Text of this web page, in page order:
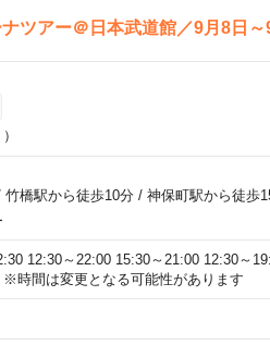
ツアー＠日本武道館／9月8日～
竹橋駅から徒歩10分/ 神保町駅から徒歩
12:30～22:00 15:30～21:00 12:30～
※時間は変更となる可能性があります